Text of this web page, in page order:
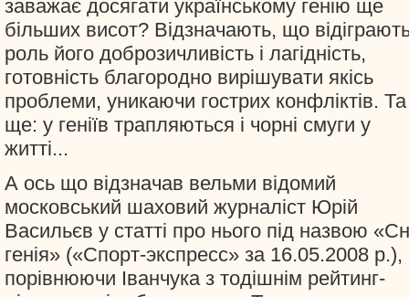
заважає досягати українському генію ще
більших висот? Відзначають, що
роль його доброзичливість і лагідність,
готовність благородно вирішувати якісь
проблеми, уникаючи гострих конфліктів. Та
ще: у геніїв трапляються і чорні смуги у
житті...
А ось що відзначав вельми відомий
московський шаховий журналіст Юрій
Васильєв у статті про нього під назвою
генія» («Спорт-экспресс» за 16.05.2008 р.),
порівнюючи Іванчука з тодішнім рейтинг-